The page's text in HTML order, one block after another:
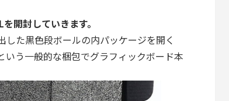
開封していきます。
た黒色段ボールの内パッケージを開く
いう一般的な梱包でグラフィックボード本